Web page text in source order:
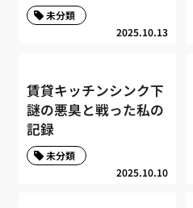
2025.10.13
未分類
賃貸キッチンシンク下
謎の悪臭と戦った私の
記録
2025.10.10
未分類